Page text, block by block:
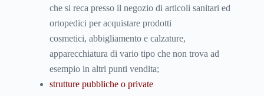
che si reca presso il negozio di articoli sanitari ed
ortopedici per acquistare prodotti
cosmetici, abbigliamento e calzature,
apparecchiatura di vario tipo che non trova ad
esempio in altri punti vendita;
strutture pubbliche o private